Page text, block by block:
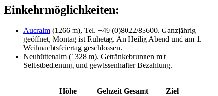
Einkehrmöglichkeiten:
Aueralm (1266 m), Tel. +49 (0)8022/83600. Ganzjährig
geöffnet, Montag ist Ruhetag. An Heilig Abend und am 1.
Weihnachtsfeiertag geschlossen.
Neuhüttenalm (1328 m). Getränkebrunnen mit
Selbstbedienung und gewissenhafter Bezahlung.
Höhe Gehzeit Gesamt
Ziel